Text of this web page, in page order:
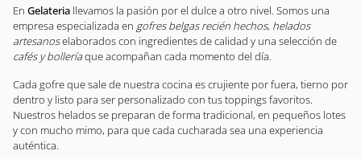
En Gelateria llevamos la pasión por el dulce a otro nivel. Somos una
empresa especializada en gofres belgas recién hechos, helados
artesanoselaborados con ingredientes de calidad y una selección de
cafés y bolleríaque acompañan cada momento del día.
Cada gofre que sale de nuestra cocina es crujiente por fuera, tierno por
dentro y listo para ser personalizado con tus toppings favoritos.
Nuestros helados se preparan de forma tradicional, en pequeños lotes
y con mucho mimo, para que cada cucharada sea una experiencia
auténtica.